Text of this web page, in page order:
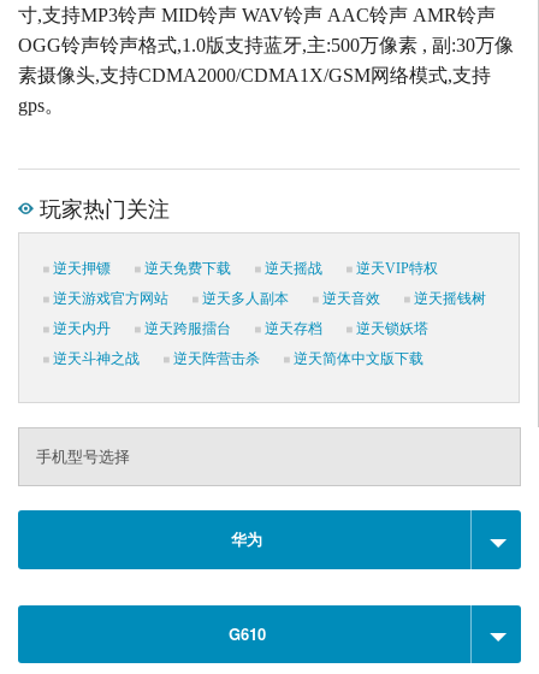
寸,支持MP3铃声 MID铃声 WAV铃声 AAC铃声 AMR铃声
OGG铃声铃声格式,1.0版支持蓝牙,主:500万像素 , 副:30万像
素摄像头,支持CDMA2000/CDMA1X/GSM网络模式,支持
gps。
玩家热门关注
逆天押镖 逆天免费下载 逆天摇战
逆天VIP特权
逆天游戏官方网站
逆天多人副本 逆天音效
逆天摇钱树
逆天内丹
逆天跨服擂台 逆天存档
逆天锁妖塔
逆天斗神之战
逆天阵营击杀 逆天简体中文版下载
手机型号选择
华为
G610